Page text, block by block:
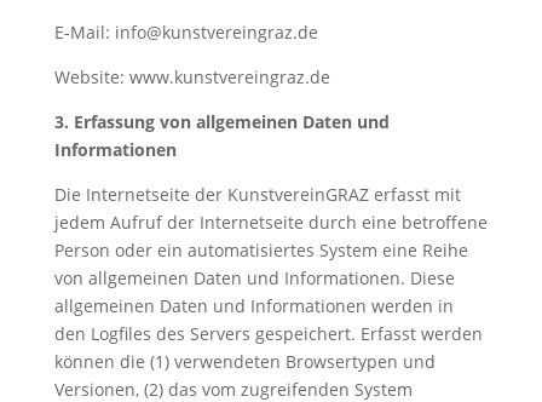
E-Mail: info@kunstvereingraz.de
Website: www.kunstvereingraz.de
3. Erfassung von allgemeinen Daten und
Informationen
Die Internetseite der KunstvereinGRAZ erfasst mit
jedem Aufruf der Internetseite durch eine betroffene
Person oder ein automatisiertes System eine Reihe
von allgemeinen Daten und Informationen. Diese
allgemeinen Daten und Informationen werden in
den Logfiles des Servers gespeichert. Erfasst werden
können die (1) verwendeten Browsertypen und
Versionen, (2) das vom zugreifenden System